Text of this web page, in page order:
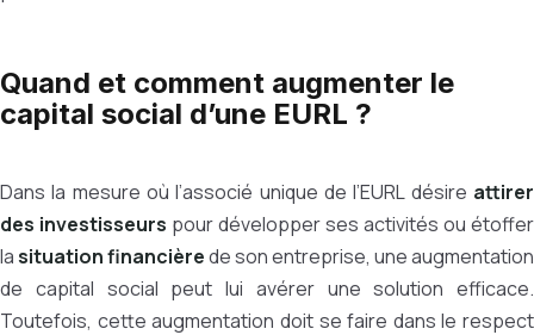
Quand et comment augmenter le
capital social d’une EURL ?
Dans la mesure où l’associé unique de l’EURL désire attirer
des investisseurs pour développer ses activités ou étoffer
lasituation financièrede son entreprise, une augmentation
de capital social peut lui avérer une solution efficace.
Toutefois, cette augmentation doit se faire dans le respect